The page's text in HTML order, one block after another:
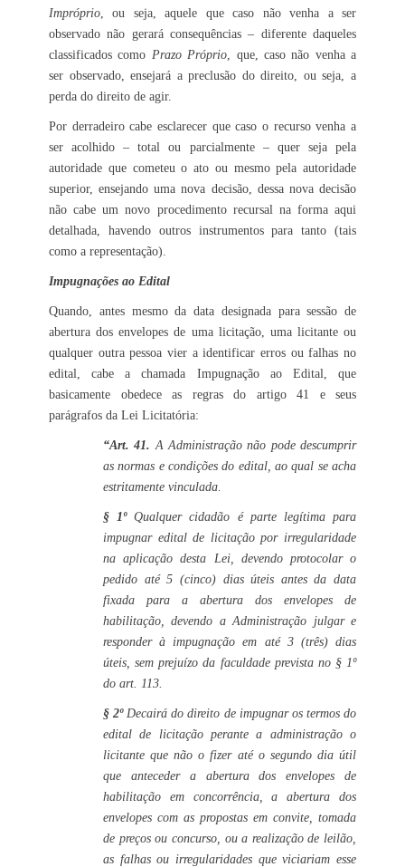
Impróprio, ou seja, aquele que caso não venha a ser
observado não gerará consequências – diferente daqueles
classificados como Prazo Próprio, que, caso não venha a
ser observado, ensejará a preclusão do direito, ou seja, a
perda do direito de agir.
Por derradeiro cabe esclarecer que caso o recurso venha a
ser acolhido – total ou parcialmente – quer seja pela
autoridade que cometeu o ato ou mesmo pela autoridade
superior, ensejando uma nova decisão, dessa nova decisão
não cabe um novo procedimento recursal na forma aqui
detalhada, havendo outros instrumentos para tanto (tais
como a representação).
Impugnações ao Edital
Quando, antes mesmo da data designada para sessão de
abertura dos envelopes de uma licitação, uma licitante ou
qualquer outra pessoa vier a identificar erros ou falhas no
edital, cabe a chamada Impugnação ao Edital, que
basicamente obedece as regras do artigo 41 e seus
parágrafos da Lei Licitatória:
“Art. 41. A Administração não pode descumprir
as normas e condições do edital, ao qual se acha
estritamente vinculada.
§ 1ºQualquer cidadão é parte legítima para
impugnar edital de licitação por irregularidade
na aplicação desta Lei, devendo protocolar o
pedido até 5 (cinco) dias úteis antes da data
fixada para a abertura dos envelopes de
habilitação, devendo a Administração julgar e
responder à impugnação em até 3 (três) dias
úteis, sem prejuízo da faculdade prevista no § 1º
do art. 113.
§ 2ºDecairá do direito de impugnar os termos do
edital de licitação perante a administração o
licitante que não o fizer até o segundo dia útil
que anteceder a abertura dos envelopes de
habilitação em concorrência, a abertura dos
envelopes com as propostas em convite, tomada
de preços ou concurso, ou a realização de leilão,
as falhas ou irregularidades que viciariam esse